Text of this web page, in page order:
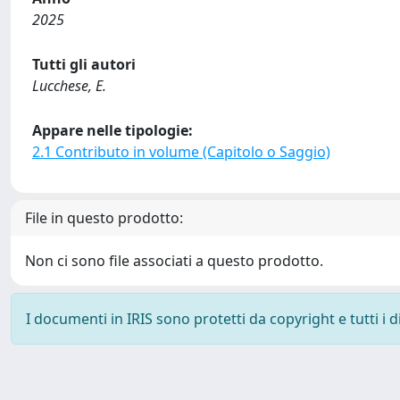
2025
Tutti gli autori
Lucchese, E.
Appare nelle tipologie:
2.1 Contributo in volume (Capitolo o Saggio)
File in questo prodotto:
Non ci sono file associati a questo prodotto.
I documenti in IRIS sono protetti da copyright e tutti i